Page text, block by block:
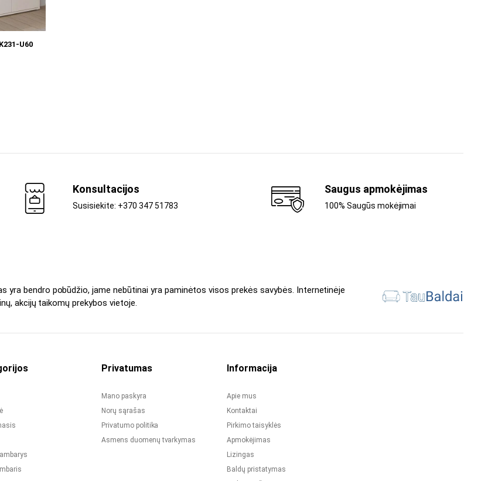
U60
Konsultacijos
Susisiekite: +370 347 51783
Saugus apmokėjimas
100% Saugūs mokėjimai
bendro pobūdžio, jame nebūtinai yra paminėtos visos prekės savybės. Internetinėje
akcijų taikomų prekybos vietoje.
Privatumas
Mano paskyra
Norų sąrašas
Privatumo politika
Asmens duomenų tvarkymas
Informacija
Apie mus
Kontaktai
Pirkimo taisyklės
Apmokėjimas
Lizingas
Baldų pristatymas